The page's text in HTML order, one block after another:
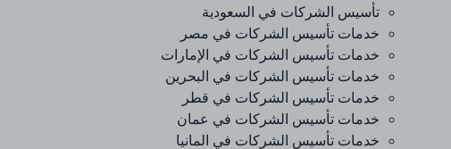
تأسيس الشركات في السعودية
خدمات تأسيس الشركات في مصر
خدمات تأسيس الشركات في الإمارات
خدمات تأسيس الشركات في البحرين
خدمات تأسيس الشركات في قطر
خدمات تأسيس الشركات في عمان
خدمات تأسيس الشركات في المانيا